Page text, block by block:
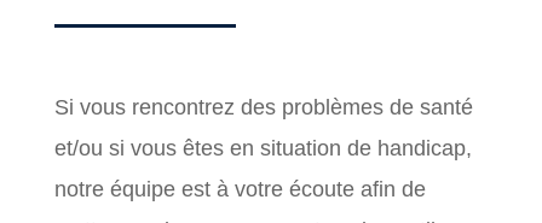
Si vous rencontrez des problèmes de santé
et/ou si vous êtes en situation de handicap,
notre équipe est à votre écoute afin de